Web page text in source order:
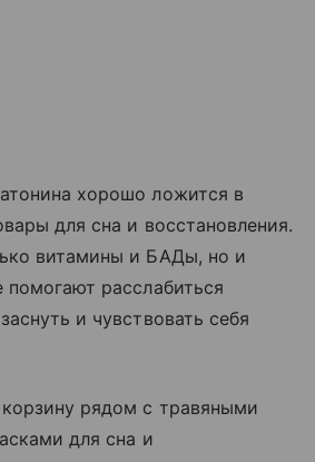
хорошо ложится в
для сна и восстановления.
витамины и БАДы, но и
помогают расслабиться
и чувствовать себя
рядом с травяными
для сна и